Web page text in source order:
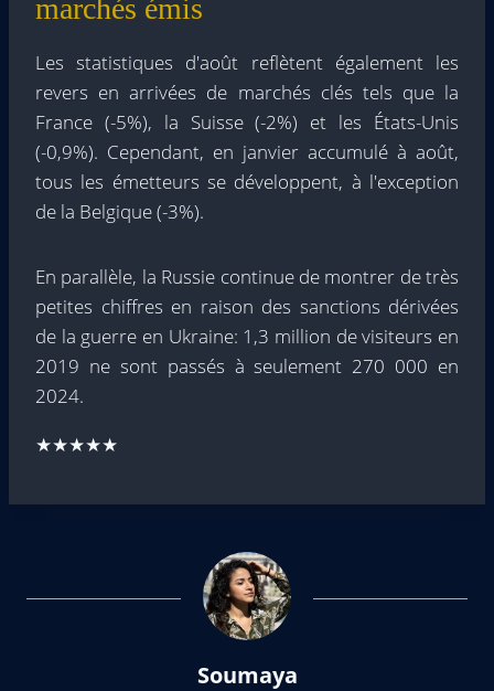
marchés émis
Les statistiques d'août reflètent également les
revers en arrivées de marchés clés tels que la
France (-5%), la Suisse (-2%) et les États-Unis
(-0,9%). Cependant, en janvier accumulé à août,
tous les émetteurs se développent, à l'exception
de la Belgique (-3%).
En parallèle, la Russie continue de montrer de très
petites chiffres en raison des sanctions dérivées
de la guerre en Ukraine: 1,3 million de visiteurs en
2019 ne sont passés à seulement 270 000 en
2024.
★★★★★
Soumaya